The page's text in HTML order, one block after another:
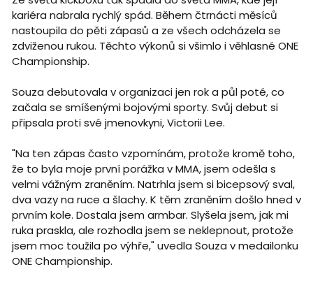
kariéra nabrala rychlý spád. Během čtrnácti měsíců
nastoupila do pěti zápasů a ze všech odcházela se
zdviženou rukou. Těchto výkonů si všimlo i věhlasné ONE
Championship.
Souza debutovala v organizaci jen rok a půl poté, co
začala se smíšenými bojovými sporty. Svůj debut si
připsala proti své jmenovkyni, Victorii Lee.
"Na ten zápas často vzpomínám, protože kromě toho,
že to byla moje první porážka v MMA, jsem odešla s
velmi vážným zraněním. Natrhla jsem si bicepsový sval,
dva vazy na ruce a šlachy. K těm zraněním došlo hned v
prvním kole. Dostala jsem armbar. Slyšela jsem, jak mi
ruka praskla, ale rozhodla jsem se neklepnout, protože
jsem moc toužila po výhře," uvedla Souza v medailonku
ONE Championship.